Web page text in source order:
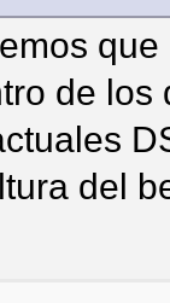
de
del